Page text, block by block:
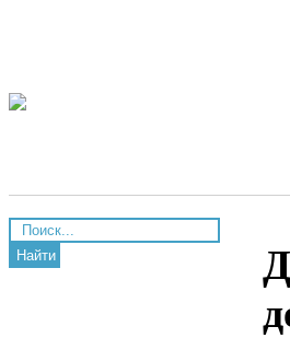
Найти